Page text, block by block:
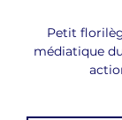
Petit
médiatique